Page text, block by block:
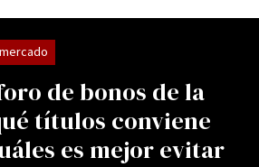
de bonos de la
títulos conviene
es mejor evitar